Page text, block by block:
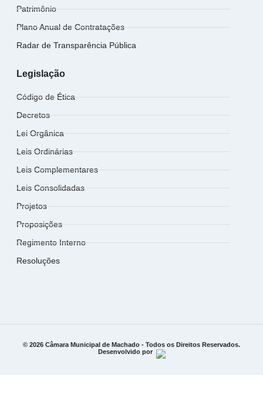
Patrimônio
Plano Anual de Contratações
Radar de Transparência Pública
Legislação
Código de Ética
Decretos
Lei Orgânica
Leis Ordinárias
Leis Complementares
Leis Consolidadas
Projetos
Proposições
Regimento Interno
Resoluções
© 2026 Câmara Municipal de Machado - Todos os Direitos Reservados.
Desenvolvido por